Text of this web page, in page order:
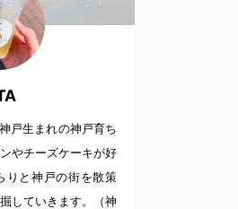
戸生まれの神戸育ち
やチーズケーキが好
りと神戸の街を散策
していきます。（神